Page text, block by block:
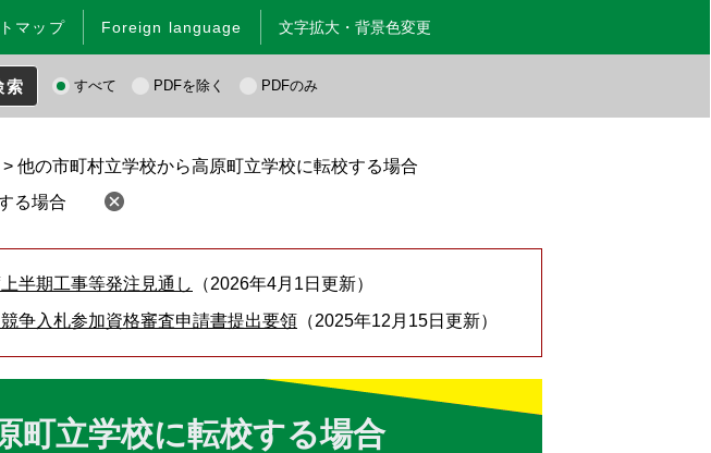
マップ Foreign language 文字拡大・背景色変更
検
象
すべて PDFを除く PDFのみ
> 他の市町村立学校から高原町立学校に転校する場合
る場合
半期工事等発注見通し
2026年4月1日更新
争入札参加資格審査申請書提出要領
2025年12月15日更新
町立学校に転校する場合